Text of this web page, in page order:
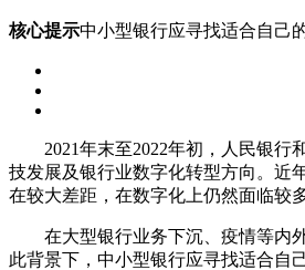
核心提示中小型银行应寻找适合自己
2021年末至2022年初，人民银
技发展及银行业数字化转型方向。近
在较大差距，在数字化上仍然面临较
在大型银行业务下沉、疫情等内
此背景下，中小型银行应寻找适合自